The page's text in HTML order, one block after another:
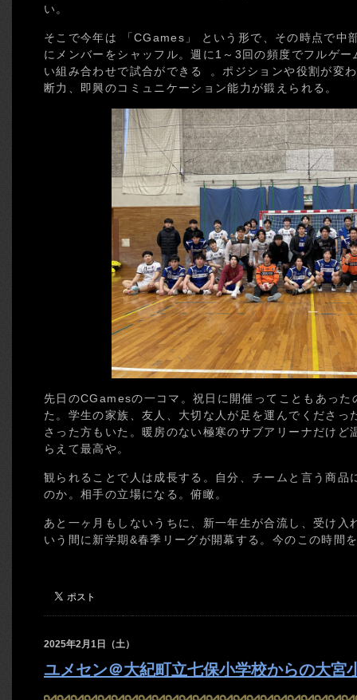
い。
そこで今年は 「CGames」 という形で、その時点で中
にメンバーをシャッフル。週に1～3回の頻度でフルゲ
い組み合わせで試合ができる 。ポジションや役割が変
断力、即興のコミュニケーション能力が鍛えられる。
先日のCGamesの一コマ。祝日に開催ってこともあっ
た。学生の家族、友人、大切な人が足を運んでくださっ
さった方もいた。暖房のない極寒のサブアリーナだけど
らえて最高や。
観られることで人は成長する。自分、チームと言う商品
のか。相手の立場になる。俯瞰。
あと一ヶ月もしないうちに、新一年生が合流し、受け入
いう間に新学期&春季リーグが開幕する。今のこの時間
2025年2月1日（土）
ユメセン＠大紀町立七保小学校からの大宮